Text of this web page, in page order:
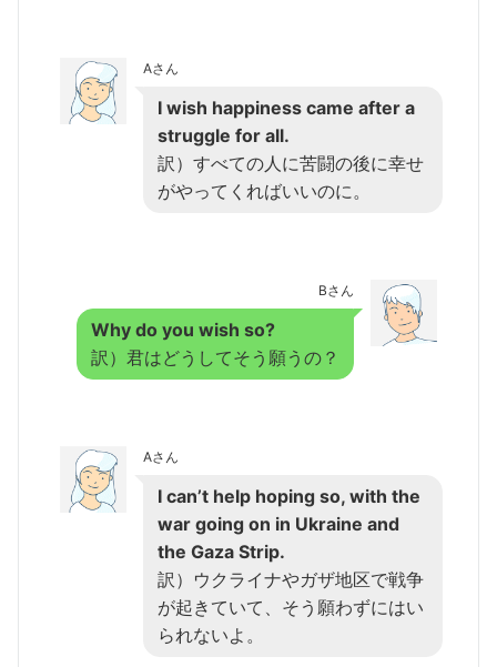
Aさん
I wish happiness came after a
struggle for all.
訳）すべての人に苦闘の後に幸せ
がやってくればいいのに。
Bさん
Why do you wish so?
訳）君はどうしてそう願うの？
Aさん
I can’t help hoping so, with the
war going on in Ukraine and
the Gaza Strip.
訳）ウクライナやガザ地区で戦争
が起きていて、そう願わずにはい
られないよ。